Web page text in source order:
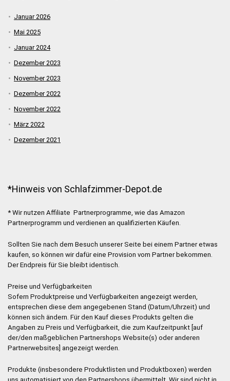
Januar 2026
Mai 2025
Januar 2024
Dezember 2023
November 2023
Dezember 2022
November 2022
März 2022
Dezember 2021
*Hinweis von Schlafzimmer-Depot.de
* Wir nutzen Affiliate Partnerprogramme, wie das Amazon
Partnerprogramm und verdienen an qualifizierten Käufen.
Sollten Sie nach dem Besuch unserer Seite bei einem Partner etwas
kaufen, so können wir dafür eine Provision vom Partner bekommen.
Der Endpreis für Sie bleibt identisch.
Preise und Verfügbarkeiten
Sofern Produktpreise und Verfügbarkeiten angezeigt werden,
entsprechen diese dem angegebenen Stand (Datum/Uhrzeit) und
können sich ändern. Für den Kauf dieses Produkts gelten die
Angaben zu Preis und Verfügbarkeit, die zum Kaufzeitpunkt [auf
der/den maßgeblichen Partnershops Website(s) oder anderen
Partnerwebsites] angezeigt werden.
Produkte (insbesondere Produktlisten und Produktboxen) werden